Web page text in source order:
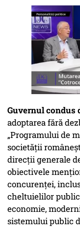
Guvernul condus
adoptarea fără
„Programului de
societății
direcții generale
obiectivele
concurenței,
cheltuielilor
economie,
sistemului public